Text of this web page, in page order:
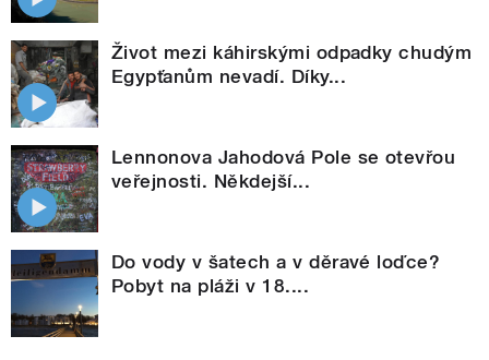
Život mezi káhirskými odpadky chudým
Egypťanům nevadí. Díky...
Lennonova Jahodová Pole se otevřou
veřejnosti. Někdejší...
Do vody v šatech a v děravé loďce?
Pobyt na pláži v 18....